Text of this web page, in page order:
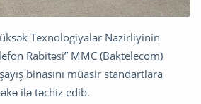
Texnologiyalar Nazirliyinin
Rabitəsi” MMC (Baktelecom)
binasını müasir standartlara
ilə təchiz edib.